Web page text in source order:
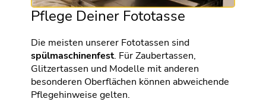
Pflege Deiner Fototasse
Die meisten unserer Fototassen sind
spülmaschinenfest. Für Zaubertassen,
Glitzertassen und Modelle mit anderen
besonderen Oberflächen können abweichende
Pflegehinweise gelten.